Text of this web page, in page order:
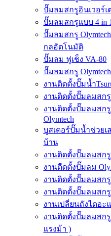
ปั๊มลมสกรูอินเวอร์เ
ปั๊มลมสกรูแบบ 4 in
ปั๊มลมสกรู
กลอัตโนมัติ
ปั๊มลม ฟูเช็ง VA-80
ปั๊มลมสกรู Olymtech
งานติดตั้งปั๊มน้ำ
งานติดตั้งปั๊มลมสกรู
งานติดตั้งปั๊มลมสกรู
Olymtech
บูสเตอร์ปั๊มน้ำช่วย
บ้าน
งานติดตั้งปั๊มลมสกรู
งานตืดตั้งปั๊มลม
งานติดตั้งปั๊มลมสกรู
งานติดตั้งปั๊มลมสกรู
งานเปลี่ยนถังไดอะ
งานติดตั้งปั๊มลมสกรู
แรงม้า )